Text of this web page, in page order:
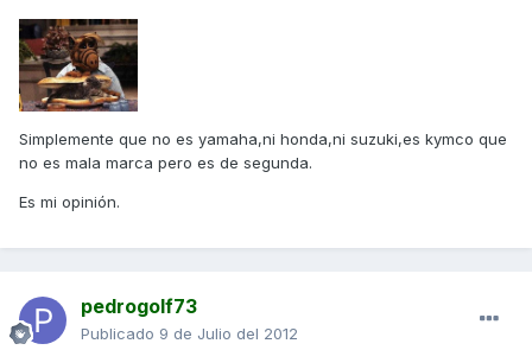
Simplemente que no es yamaha,ni honda,ni suzuki,es kymco que
no es mala marca pero es de segunda.
Es mi opinión.
pedrogolf73
Publicado 9 de Julio del 2012